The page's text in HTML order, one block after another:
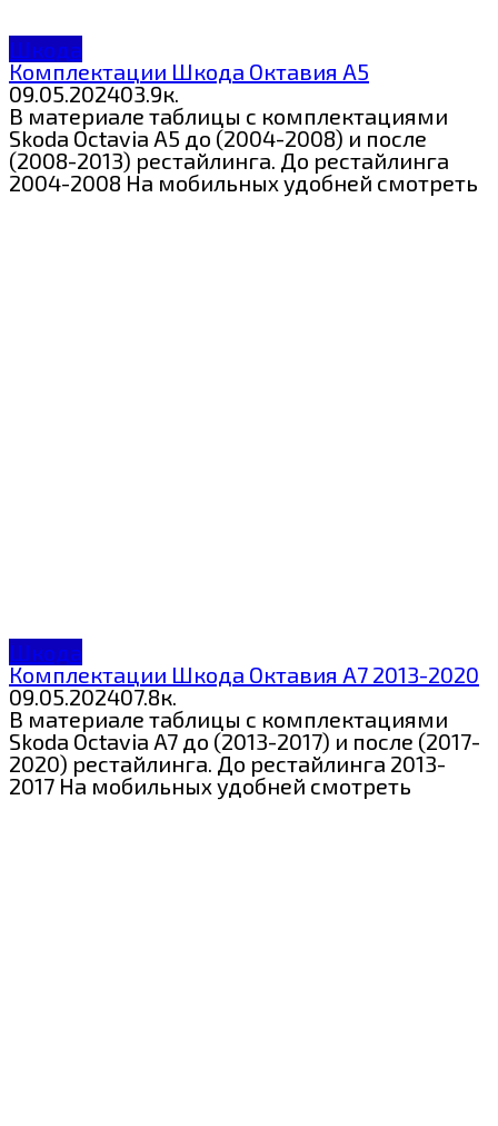
Шкода
Комплектации Шкода Октавия А5
09.05.202403.9к.
В материале таблицы с комплектациями
Skoda Octavia A5 до (2004-2008) и после
(2008-2013) рестайлинга. До рестайлинга
2004-2008 На мобильных удобней смотреть
Шкода
Комплектации Шкода Октавия А7 2013-2020
09.05.202407.8к.
В материале таблицы с комплектациями
Skoda Octavia A7 до (2013-2017) и после (2017-
2020) рестайлинга. До рестайлинга 2013-
2017 На мобильных удобней смотреть